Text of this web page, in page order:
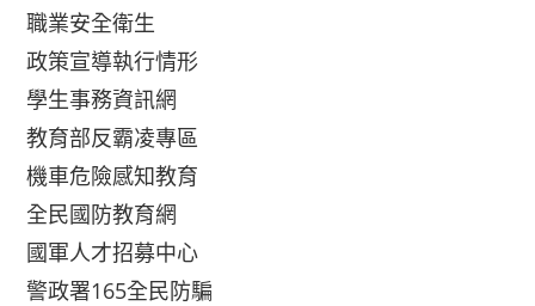
職業安全衛生
政策宣導執行情形
學生事務資訊網
教育部反霸凌專區
機車危險感知教育
全民國防教育網
國軍人才招募中心
警政署165全民防騙